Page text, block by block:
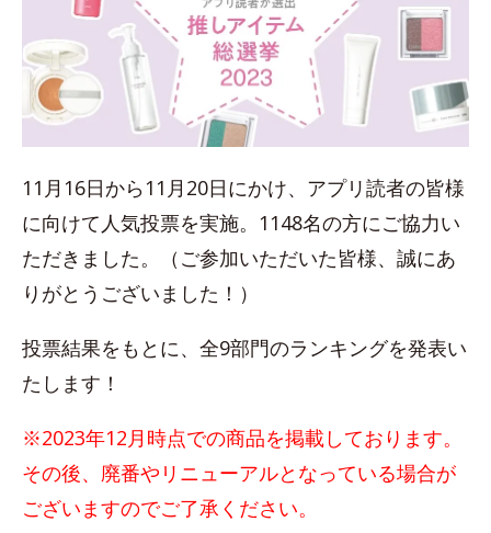
11月16日から11月20日にかけ、アプリ読者の皆様
に向けて人気投票を実施。1148名の方にご協力い
ただきました。（ご参加いただいた皆様、誠にあ
りがとうございました！）
投票結果をもとに、全9部門のランキングを発表い
たします！
※2023年12月時点での商品を掲載しております。
その後、廃番やリニューアルとなっている場合が
ございますのでご了承ください。